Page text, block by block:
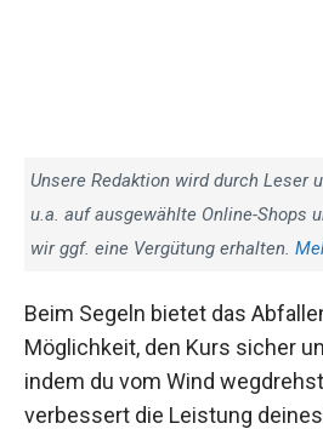
Unsere Redaktion wird durch Leser
u.a. auf ausgewählte Online-Shops
wir ggf. eine Vergütung erhalten.
Beim Segeln bietet das
Möglichkeit, den Kurs sicher
indem du vom Wind
verbessert die Leistung